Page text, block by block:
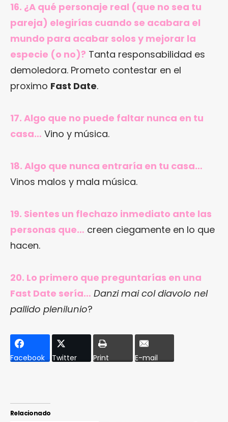
16. ¿A qué personaje real (que no sea tu
pareja) elegirías cuando se acabara el
mundo para acabar solos y mejorar la
especie (o no)? Tanta responsabilidad es
demoledora. Prometo contestar en el
proximo Fast Date.
17. Algo que no puede faltar nunca en tu
casa… Vino y música.
18. Algo que nunca entraría en tu casa…
Vinos malos y mala música.
19. Sientes un flechazo inmediato ante las
personas que… creen ciegamente en lo que
hacen.
20. Lo primero que preguntarías en una
Fast Date sería… Danzi mai col diavolo nel
pallido plenilunio?
Facebook Twitter Print E-mail
Relacionado